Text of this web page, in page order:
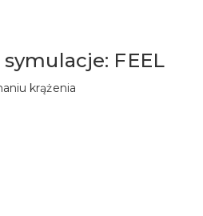
symulacje: FEEL
krążenia